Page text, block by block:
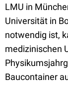
LMU in
Universität in
notwendig ist,
medizinischen
Baucontainer